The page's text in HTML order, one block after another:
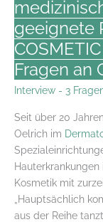
Maria
Ovie
an
geeignete
Fragen an
Interview - 3
Seit über 20
Oelrich im
Kosmetik mit
„Hauptsächlich
aus der Reihe